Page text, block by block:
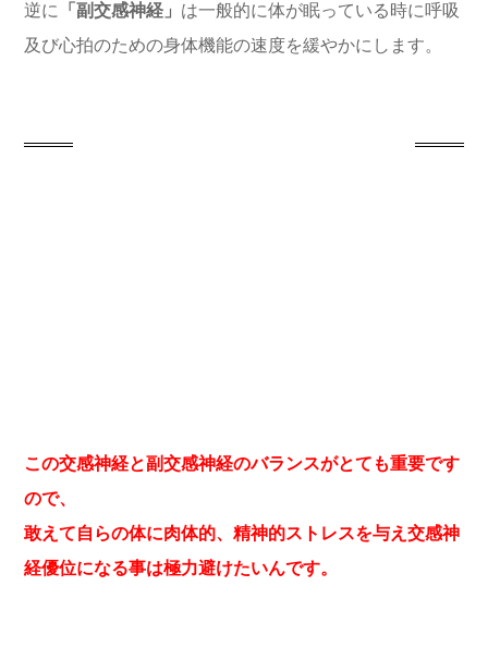
逆に 「副交感神経」 は一般的に体が眠っている時に呼吸
及び心拍のための身体機能の速度を緩やかにします。
この交感神経と副交感神経のバランスがとても重要です
ので、
敢えて自らの体に肉体的、精神的ストレスを与え交感神
経優位になる事は極力避けたいんです。